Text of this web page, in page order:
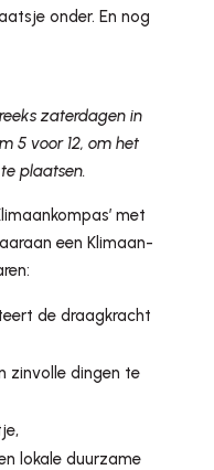
onder. En nog
zaterdagen in
5 voor 12, om het
plaatsen.
met
een Klimaan-
de draagkracht
zinvolle dingen te
lokale duurzame